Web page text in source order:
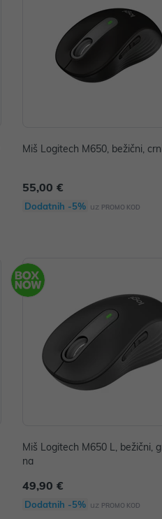
Miš Logitech M650, bežični,
55,00 €
Dodatnih -5% uz PROMO KOD
Miš Logitech M650 L, bežični,
na
49,90 €
Dodatnih -5% uz PROMO KOD